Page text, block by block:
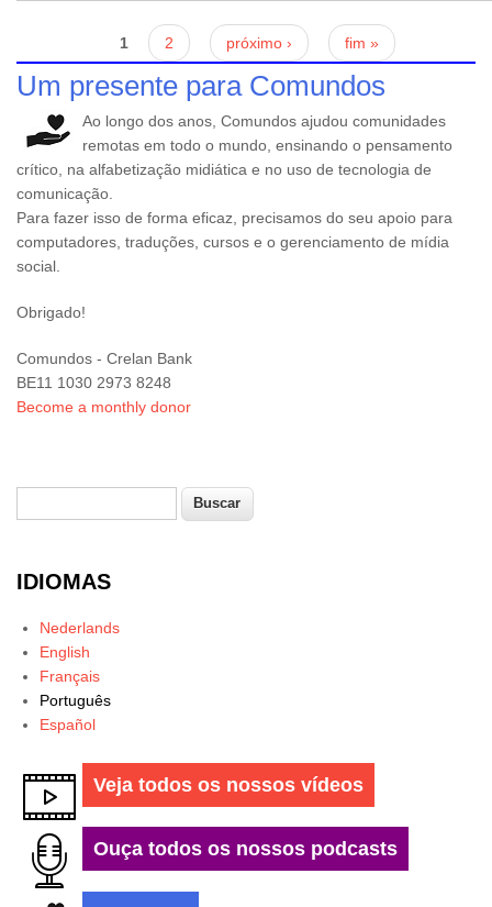
1 2 próximo › fim »
Um presente para Comundos
Ao longo dos anos, Comundos ajudou comunidades
remotas em todo o mundo, ensinando o pensamento
crítico, na alfabetização midiática e no uso de tecnologia de
comunicação.
Para fazer isso de forma eficaz, precisamos do seu apoio para
computadores, traduções, cursos e o gerenciamento de mídia
social.
Obrigado!
Comundos - Crelan Bank
BE11 1030 2973 8248
Become a monthly donor
Formulário de busca
IDIOMAS
Nederlands
English
Français
Português
Español
Veja todos os nossos vídeos
Ouça todos os nossos podcasts